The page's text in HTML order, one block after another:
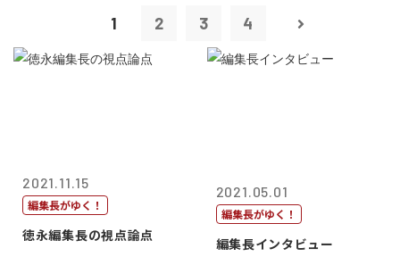
1 2 3 4
2021.11.15
編集長がゆく！
徳永編集長の視点論点
2021.05.01
編集長がゆく！
編集長インタビュー